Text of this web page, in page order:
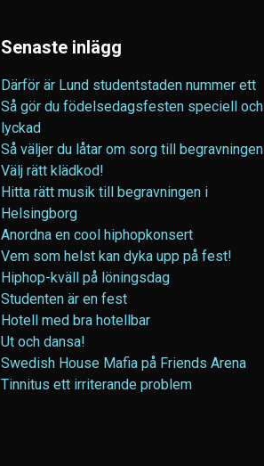
Senaste inlägg
Därför är Lund studentstaden nummer ett
Så gör du födelsedagsfesten speciell och
lyckad
Så väljer du låtar om sorg till begravningen
Välj rätt klädkod!
Hitta rätt musik till begravningen i
Helsingborg
Anordna en cool hiphopkonsert
Vem som helst kan dyka upp på fest!
Hiphop-kväll på löningsdag
Studenten är en fest
Hotell med bra hotellbar
Ut och dansa!
Swedish House Mafia på Friends Arena
Tinnitus ett irriterande problem